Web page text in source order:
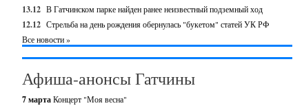
13.12 В Гатчинском парке найден ранее неизвестный подземный ход
12.12 Стрельба на день рождения обернулась "букетом" статей УК РФ
Все новости »
Афиша-анонсы Гатчины
7 мартаКонцерт "Моя весна"